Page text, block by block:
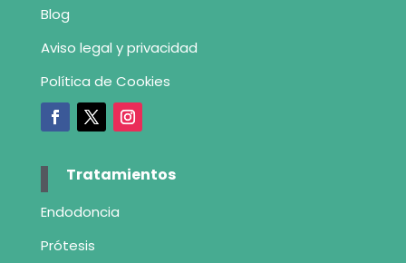
Blog
Aviso legal y privacidad
Política de Cookies
Tratamientos
Endodoncia
Prótesis